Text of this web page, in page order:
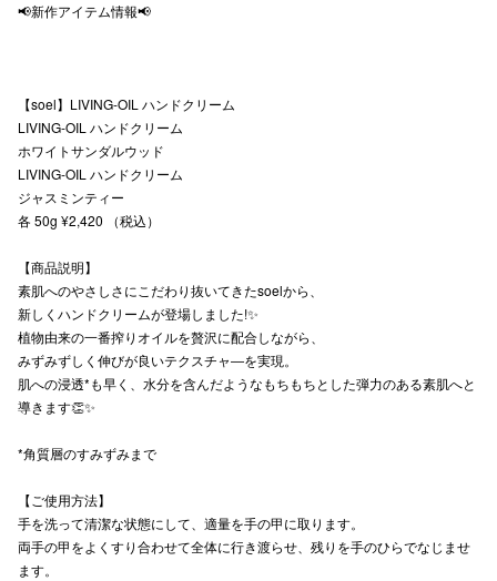
📢新作アイテム情報📢
【soel】LIVING-OIL ハンドクリーム
LIVING-OIL ハンドクリーム
ホワイトサンダルウッド
LIVING-OIL ハンドクリーム
ジャスミンティー
各 50g ¥2,420 （税込）
【商品説明】
素肌へのやさしさにこだわり抜いてきたsoelから、
新しくハンドクリームが登場しました!✨️
植物由来の一番搾りオイルを贅沢に配合しながら、
みずみずしく伸びが良いテクスチャ―を実現。
肌への浸透*も早く、水分を含んだようなもちもちとした弾力のある素肌へと
導きます👏✨️
*角質層のすみずみまで
【ご使用方法】
手を洗って清潔な状態にして、適量を手の甲に取ります。
両手の甲をよくすり合わせて全体に行き渡らせ、残りを手のひらでなじませ
ます。